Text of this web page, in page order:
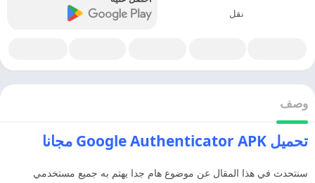
نقل
وصف
تحميل Google Authenticator APK مجانا
سنتحدث في هذا المقال عن موضوع هام جدا يهتم به جميع مستخدمي